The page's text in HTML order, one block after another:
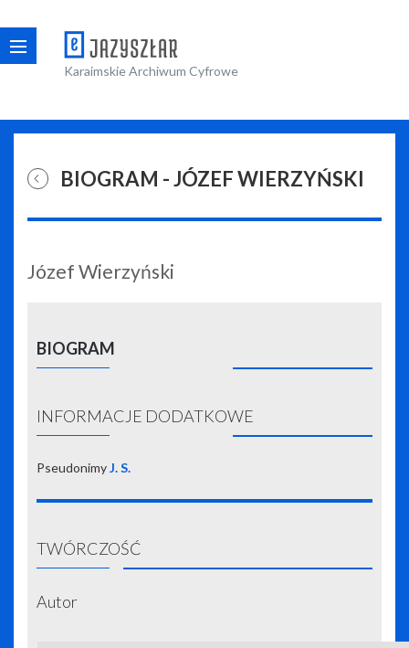
Karaimskie Archiwum Cyfrowe
BIOGRAM - JÓZEF WIERZYŃSKI
Józef Wierzyński
BIOGRAM
INFORMACJE DODATKOWE
PseudonimyJ. S.
TWÓRCZOŚĆ
Autor